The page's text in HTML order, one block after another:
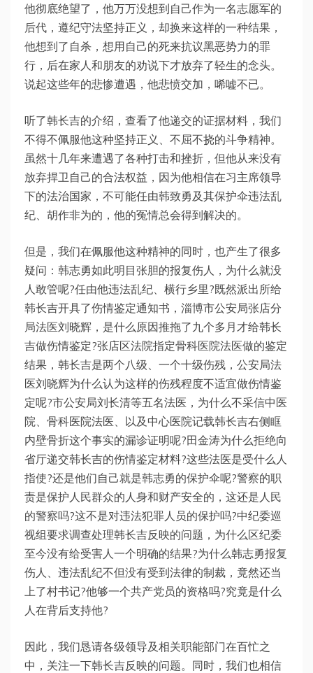
他彻底绝望了，他万万没想到自己作为一名志愿军的
后代，遵纪守法坚持正义，却换来这样的一种结果，
他想到了自杀，想用自己的死来抗议黑恶势力的罪
行，后在家人和朋友的劝说下才放弃了轻生的念头。
说起这些年的悲惨遭遇，他悲愤交加，唏嘘不已。
听了韩长吉的介绍，查看了他递交的证据材料，我们
不得不佩服他这种坚持正义、不屈不挠的斗争精神。
虽然十几年来遭遇了各种打击和挫折，但他从来没有
放弃捍卫自己的合法权益，因为他相信在习主席领导
下的法治国家，不可能任由韩致勇及其保护伞违法乱
纪、胡作非为的，他的冤情总会得到解决的。
但是，我们在佩服他这种精神的同时，也产生了很多
疑问：韩志勇如此明目张胆的报复伤人，为什么就没
人敢管呢?任由他违法乱纪、横行乡里?既然派出所给
韩长吉开具了伤情鉴定通知书，淄博市公安局张店分
局法医刘晓辉，是什么原因推拖了九个多月才给韩长
吉做伤情鉴定?张店区法院指定骨科医院法医做的鉴定
结果，韩长吉是两个八级、一个十级伤残，公安局法
医刘晓辉为什么认为这样的伤残程度不适宜做伤情鉴
定呢?市公安局刘长清等五名法医，为什么不采信中医
院、骨科医院法医、以及中心医院记载韩长吉右侧眶
内壁骨折这个事实的漏诊证明呢?田金涛为什么拒绝向
省厅递交韩长吉的伤情鉴定材料?这些法医是受什么人
指使?还是他们自己就是韩志勇的保护伞呢?警察的职
责是保护人民群众的人身和财产安全的，这还是人民
的警察吗?这不是对违法犯罪人员的保护吗?中纪委巡
视组要求调查处理韩长吉反映的问题，为什么区纪委
至今没有给受害人一个明确的结果?为什么韩志勇报复
伤人、违法乱纪不但没有受到法律的制裁，竟然还当
上了村书记?他够一个共产党员的资格吗?究竟是什么
人在背后支持他?
因此，我们恳请各级领导及相关职能部门在百忙之
中，关注一下韩长吉反映的问题。同时，我们也相信